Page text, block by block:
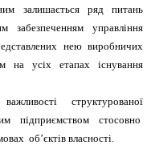
залишається ряд питань
забезпеченням управління
нею виробничих
на усіх етапах існування
структурованої
підприємством стосовно
об’єктів власності.